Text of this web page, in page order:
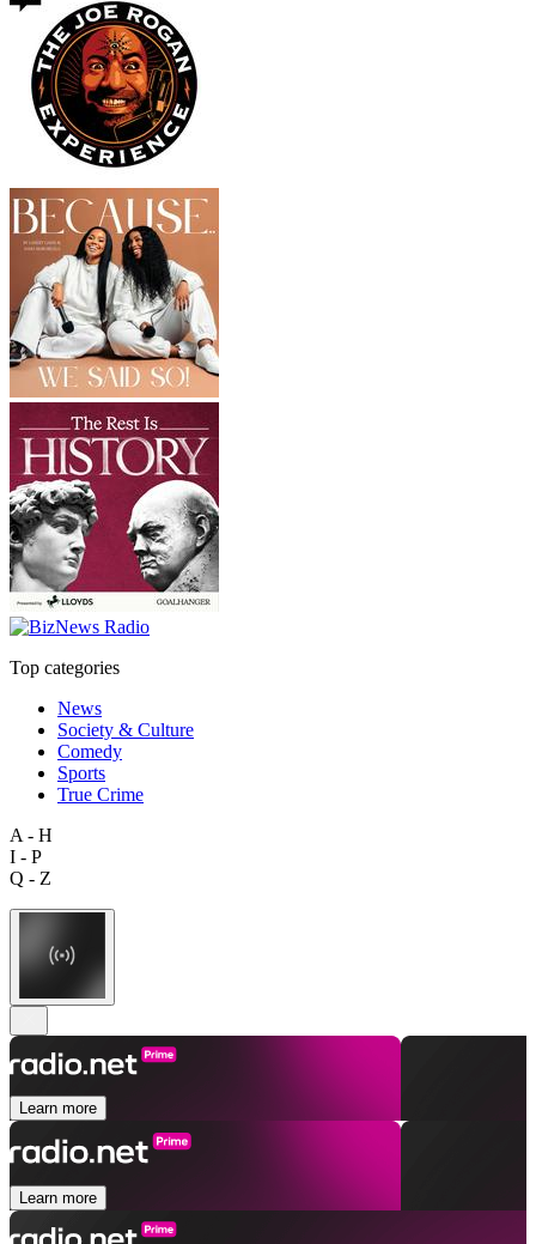
Top categories
News
Society & Culture
Comedy
Sports
True Crime
A - H
I - P
Q - Z
Learn more
Learn more